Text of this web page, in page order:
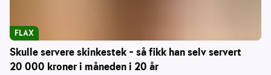
Skulle servere skinkestek – så fikk han selv servert
20 000 kroner i måneden i 20 år
FLAX